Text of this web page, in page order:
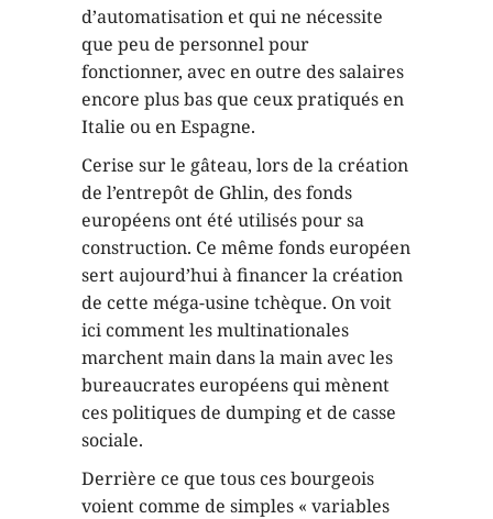
d’automatisation et qui ne nécessite
que peu de personnel pour
fonctionner, avec en outre des salaires
encore plus bas que ceux pratiqués en
Italie ou en Espagne.
Cerise sur le gâteau, lors de la création
de l’entrepôt de Ghlin, des fonds
européens ont été utilisés pour sa
construction. Ce même fonds européen
sert aujourd’hui à financer la création
de cette méga-usine tchèque. On voit
ici comment les multinationales
marchent main dans la main avec les
bureaucrates européens qui mènent
ces politiques de dumping et de casse
sociale.
Derrière ce que tous ces bourgeois
voient comme de simples « variables